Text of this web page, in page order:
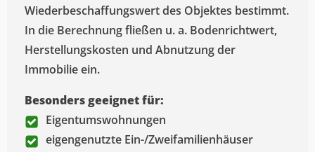
Wiederbeschaffungswert des Objektes bestimmt.
In die Berechnung fließen u. a. Bodenrichtwert,
Herstellungskosten und Abnutzung der
Immobilie ein.
Besonders geeignet für:
Eigentumswohnungen
eigengenutzte Ein-/Zweifamilienhäuser